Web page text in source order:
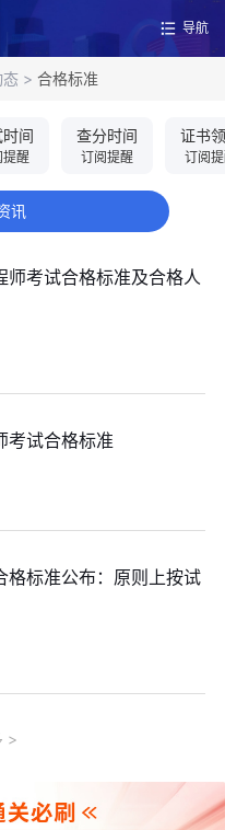
导航
态 > 合格标准
间
提醒
查分时间
订阅提醒
证书
订阅
讯
考试合格标准及合格人
考试合格标准
标准公布：原则上按试